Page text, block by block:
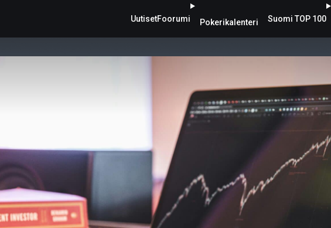
UutisetFoorumi Pokerikalenteri Suomi TOP 100